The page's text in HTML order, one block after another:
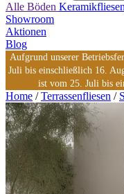
Alle Böden Keramikfliesen
Showroom
Aktionen
Blog
Aufgrund unserer
Juli bis einschließlich 16.
ist vom 25. Juli bis
Home /Terrassenfliesen /